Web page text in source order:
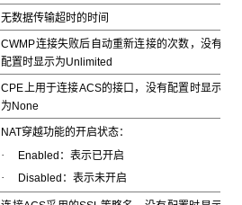
无数据传输超时的时间
CWMP连接失败后自动重新连接的次数，没有
配置时显示为Unlimited
CPE上用于连接ACS的接口，没有配置时显示
为None
NAT穿越功能的开启状态：
· Enabled：表示已开启
· Disabled：表示未开启